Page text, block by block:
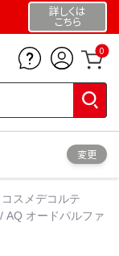
詳しくは
こちら
0
変更
スメデコルテ
AQ オードパルファ